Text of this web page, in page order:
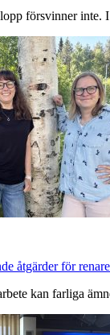
försvinner
åtgärder för
kan farliga